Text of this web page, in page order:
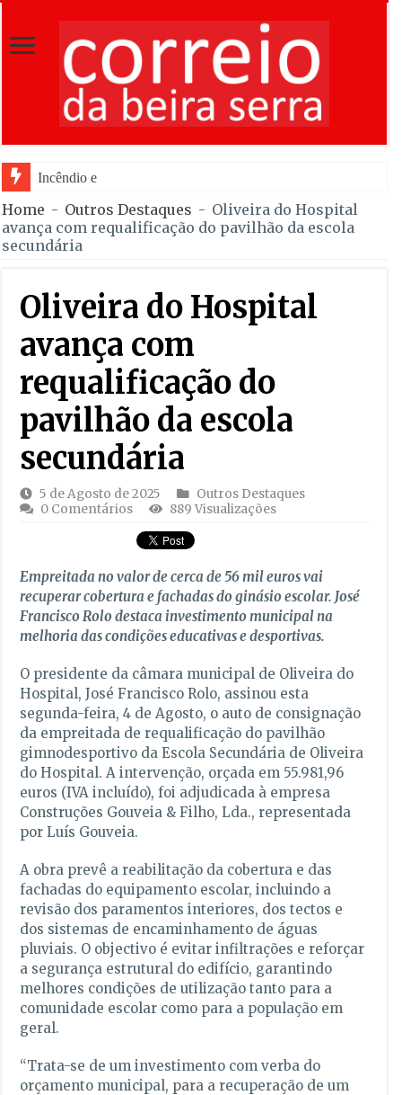
Incêndio em Fornos de Algodres rea
Home - Outros Destaques - Oliveira do Hospital
avança com requalificação do pavilhão da escola
secundária
Oliveira do Hospital
avança com
requalificação do
pavilhão da escola
secundária
5 de Agosto de 2025
Outros Destaques
0 Comentários
889 Visualizações
Empreitada no valor de cerca de 56 mil euros vai
recuperar cobertura e fachadas do ginásio escolar. José
Francisco Rolo destaca investimento municipal na
melhoria das condições educativas e desportivas.
O presidente da câmara municipal de Oliveira do
Hospital, José Francisco Rolo, assinou esta
segunda-feira, 4 de Agosto, o auto de consignação
da empreitada de requalificação do pavilhão
gimnodesportivo da Escola Secundária de Oliveira
do Hospital. A intervenção, orçada em 55.981,96
euros (IVA incluído), foi adjudicada à empresa
Construções Gouveia & Filho, Lda., representada
por Luís Gouveia.
A obra prevê a reabilitação da cobertura e das
fachadas do equipamento escolar, incluindo a
revisão dos paramentos interiores, dos tectos e
dos sistemas de encaminhamento de águas
pluviais. O objectivo é evitar infiltrações e reforçar
a segurança estrutural do edifício, garantindo
melhores condições de utilização tanto para a
comunidade escolar como para a população em
geral.
“Trata-se de um investimento com verba do
orçamento municipal, para a recuperação de um